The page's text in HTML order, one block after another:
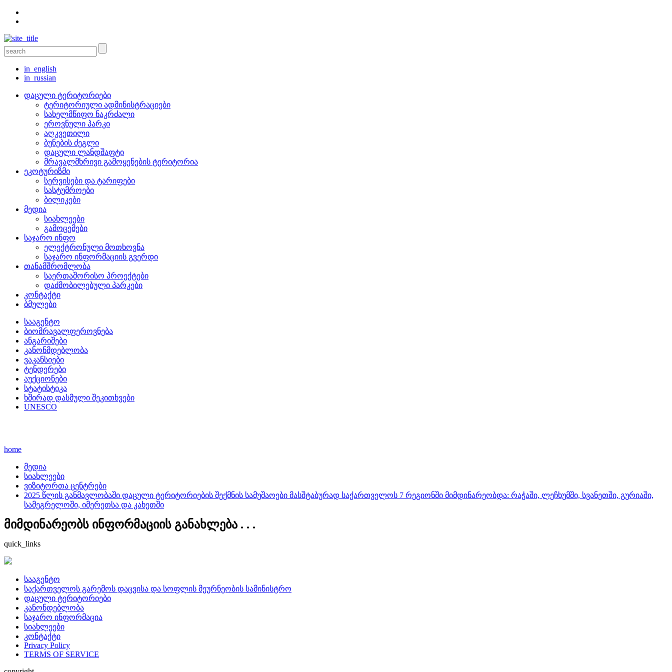
in_english
in_russian
დაცული ტერიტორიები
ტერიტორიული ადმინისტრაციები
სახელმწიფო ნაკრძალი
ეროვნული პარკი
აღკვეთილი
ბუნების ძეგლი
დაცული ლანდშაფტი
მრავალმხრივი გამოყენების ტერიტორია
ეკოტურიზმი
სერვისები და ტარიფები
სასტუმროები
ბილიკები
მედია
სიახლეები
გამოცემები
საჯარო ინფო
ელექტრონული მოთხოვნა
საჯარო ინფორმაციის გვერდი
თანამშრომლობა
საერთაშორისო პროექტები
დაძმობილებული პარკები
კონტაქტი
ბმულები
სააგენტო
ბიომრავალფეროვნება
ანგარიშები
კანონმდებლობა
ვაკანსიები
ტენდერები
აუქციონები
სტატისტიკა
ხშირად დასმული შეკითხვები
UNESCO
home
მედია
სიახლეები
ვიზიტორთა ცენტრები
2025 წლის განმავლობაში დაცული ტერიტორიების შექმნის სამუშაოები მასშტაბურად საქართველოს 7 რეგიონში მიმდინარეობდა: რაჭაში, ლეჩხუმში, სვანეთში, გურიაში,
სამეგრელოში, იმერეთსა და კახეთში
მიმდინარეობს ინფორმაციის განახლება . . .
quick_links
სააგენტო
საქართველოს გარემოს დაცვისა და სოფლის მეურნეობის სამინისტრო
დაცული ტერიტორიები
კანონდებლობა
საჯარო ინფორმაცია
სიახლეები
კონტაქტი
Privacy Policy
TERMS OF SERVICE